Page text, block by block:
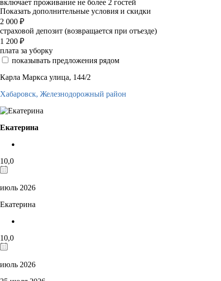
включает проживание не более 2 гостей
Показать дополнительные условия и скидки
2 000 ₽
страховой депозит (возвращается при отъезде)
1 200 ₽
плата за уборку
показывать предложения рядом
Карла Маркса улица, 144/2
Хабаровск, Железнодорожный район
Екатерина
10,0
июль 2026
Екатерина
10,0
июль 2026